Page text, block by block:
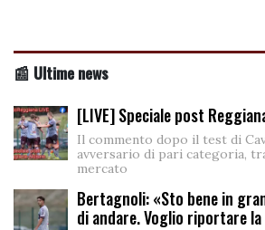
📰 Ultime news
[LIVE] Speciale post
Il commento dopo il test di
avversario di pari categoria,
mercato
Bertagnoli: «Sto bene in
di andare. Voglio riportare